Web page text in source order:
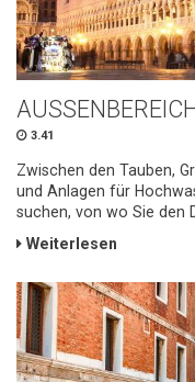
3.41
Zwischen den Tauben,
und Anlagen für
suchen, von wo Sie den
Weiterlesen